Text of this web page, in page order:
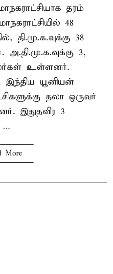
தரம்
48
38
3,
உள்ளனர்.
இந்திய யூனியன்
தலா ஒருவர்
இதுதவிர 3
More